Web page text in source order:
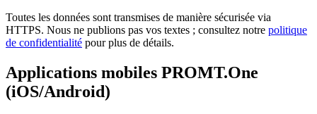
Toutes les données sont transmises de manière sécurisée via
HTTPS. Nous ne publions pas vos textes ; consultez notre politique
de confidentialité pour plus de détails.
Applications mobiles PROMT.One
(iOS/Android)